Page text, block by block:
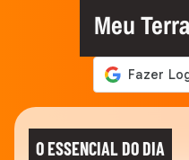
Meu
O ESSENCIAL DO DIA